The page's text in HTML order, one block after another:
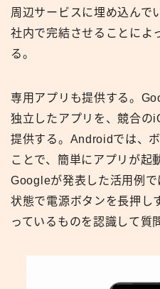
周辺サービスに埋め込んで
社内で完結させることによ
る。
専用アプリも提供する。
独立したアプリを、競合の
提供する。Androidでは、
ことで、簡単にアプリが起
Googleが発表した活用例
状態で電源ボタンを長押し
っているものを認識して質